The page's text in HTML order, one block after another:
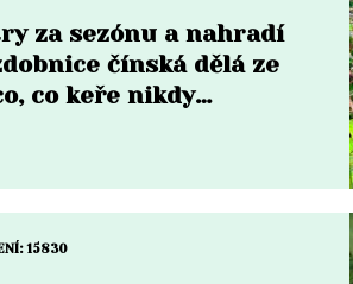
za sezónu a nahradí
čínská dělá ze
co keře nikdy
15830